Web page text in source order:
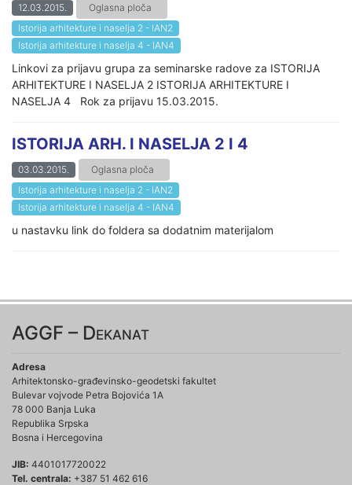
12.03.2015.
Oglasna ploča
Istorija arhitekture i naselja 2 - IAN2
Istorija arhitekture i naselja 4 - IAN4
Linkovi za prijavu grupa za seminarske radove za ISTORIJA
ARHITEKTURE I NASELJA 2 ISTORIJA ARHITEKTURE I
NASELJA 4 Rok za prijavu 15.03.2015.
ISTORIJA ARH. I NASELJA 2 I 4
03.03.2015.
Oglasna ploča
Istorija arhitekture i naselja 2 - IAN2
Istorija arhitekture i naselja 4 - IAN4
u nastavku link do foldera sa dodatnim materijalom
AGGF – Dekanat
Adresa
Arhitektonsko-građevinsko-geodetski fakultet
Bulevar vojvode Petra Bojovića 1A
78 000 Banja Luka
Republika Srpska
Bosna i Hercegovina
JIB: 4401017720022
Tel. centrala: +387 51 462 616